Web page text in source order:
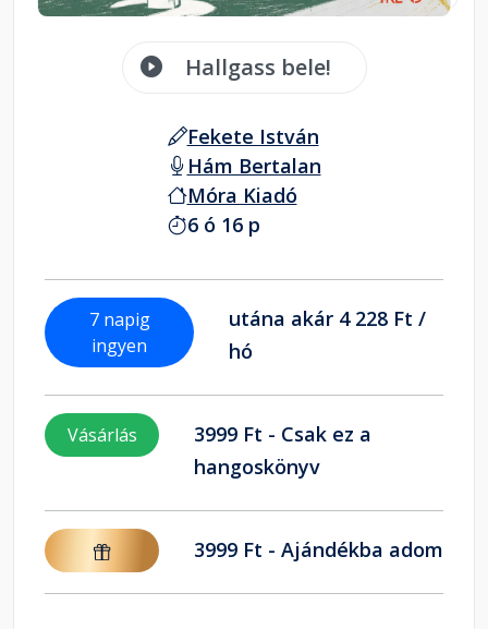
Hallgass bele!
Fekete István
Hám Bertalan
Móra Kiadó
6 ó 16 p
7 napig
ingyen
utána akár 4 228 Ft /
hó
Vásárlás
3999 Ft - Csak ez a
hangoskönyv
3999 Ft - Ajándékba adom